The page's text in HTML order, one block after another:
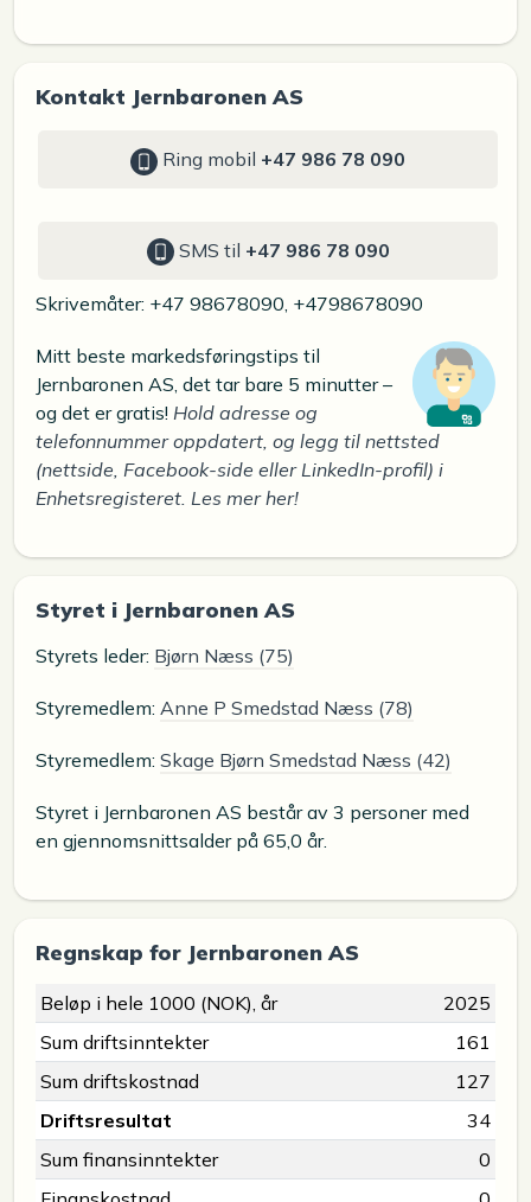
Kontakt Jernbaronen AS
Ring mobil +47 986 78 090
SMS til +47 986 78 090
Skrivemåter: +47 98678090, +4798678090
Mitt beste markedsføringstips til
Jernbaronen AS, det tar bare 5 minutter –
og det er gratis! Hold adresse og
telefonnummer oppdatert, og legg til nettsted
(nettside, Facebook-side eller LinkedIn-profil) i
Enhetsregisteret. Les mer her!
Styret i Jernbaronen AS
Styrets leder: Bjørn Næss (75)
Styremedlem: Anne P Smedstad Næss (78)
Styremedlem: Skage Bjørn Smedstad Næss (42)
Styret i Jernbaronen AS består av 3 personer med
en gjennomsnittsalder på 65,0 år.
Regnskap for Jernbaronen AS
Beløp i hele 1000 (NOK), år
2025
Sum driftsinntekter
161
Sum driftskostnad
127
Driftsresultat
34
Sum finansinntekter
0